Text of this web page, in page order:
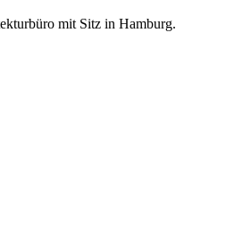
mit Sitz in Hamburg.